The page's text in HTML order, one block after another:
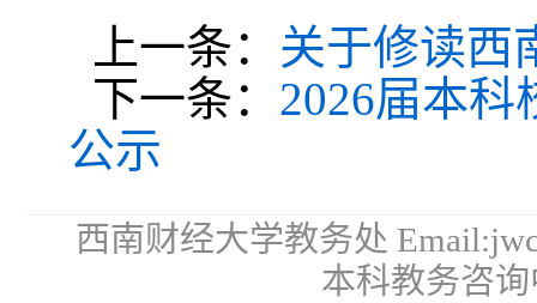
上一条： 关于修读西
下一条： 2026届本科
公示
西南财经大学教务处
本科教务咨询